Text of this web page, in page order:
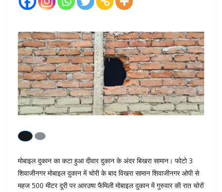
मोबाइल दुकान का कटा हुआ दीवार दुकान के अंदर बिखरा सामान। फोटो 3
शिवाजीनगर मोबाइल दुकान में चोरी के बाद विखरा सामान शिवाजीनगर ओपी से
महज 500 मीटर दूरी पर आरउषा फैमिली मोबाइल दुकान में गुरुवार की रात चोरों